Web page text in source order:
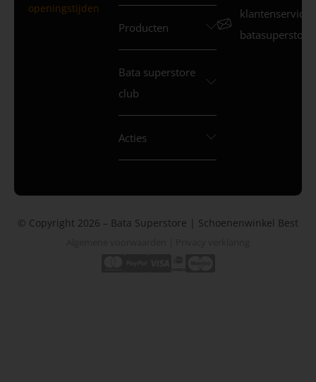
openingstijden
Producten
Bata superstore
club
Acties
© Copyright 2026 – Bata Superstore | Schoenenwinkel Best